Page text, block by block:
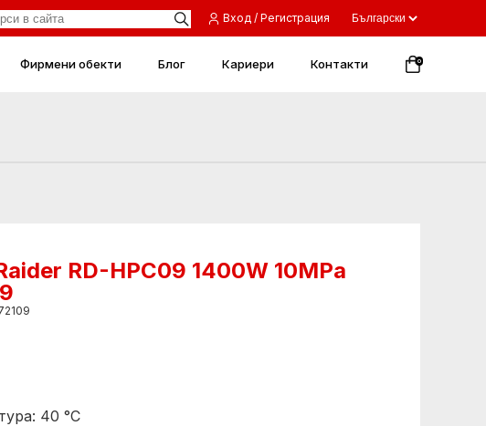
Вход / Регистрация
0
Фирмени обекти Блог Кариери Контакти
RD-HPC09 1400W 10MPa
40 °C